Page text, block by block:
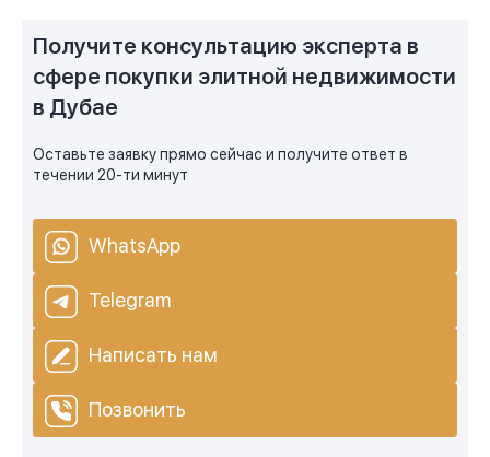
Получите консультацию эксперта в
сфере покупки элитной недвижимости
в Дубае
Оставьте заявку прямо сейчас и получите ответ в
течении 20-ти минут
WhatsApp
Telegram
Написать нам
Позвонить